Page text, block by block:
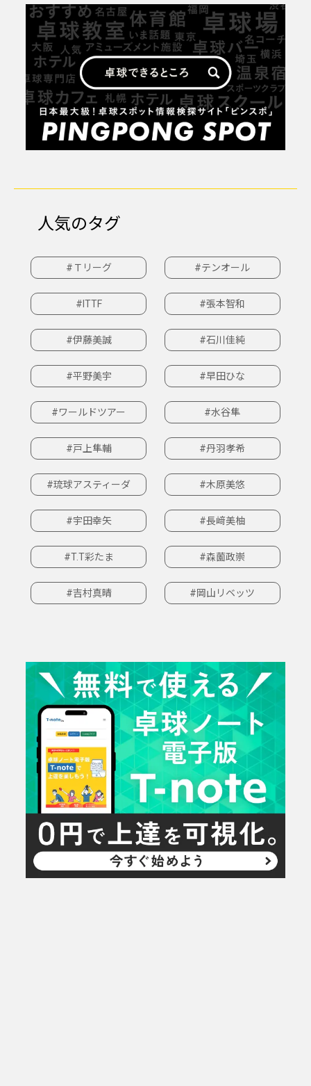
人気のタグ
#Ｔリーグ #テンオール
#ITTF #張本智和
#伊藤美誠 #石川佳純
#平野美宇 #早田ひな
#ワールドツアー #水谷隼
#戸上隼輔 #丹羽孝希
#琉球アスティーダ #木原美悠
#宇田幸矢 #長﨑美柚
#T.T彩たま #森薗政崇
#吉村真晴 #岡山リベッツ